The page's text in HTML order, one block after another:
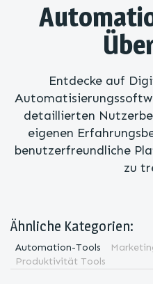
Entdecke auf
detaillierten
eigenen
benutzerfreundliche
zu
Ähnliche Kategorien:
Automation-Tools
Produktivität Tools